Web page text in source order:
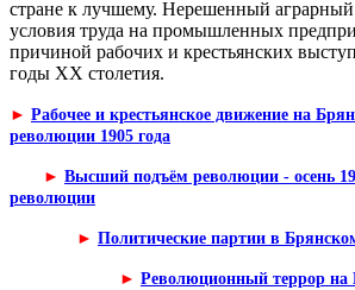
стране к лучше­му. Нерешенный
условия труда на промышленных
причиной рабочих и крестьянских
годы XX столетия.
► Рабочее и крестьянское движение на
революции 1905 года
► Высший подъём революции - осень
революции
► Политические партии в
► Революционный террор